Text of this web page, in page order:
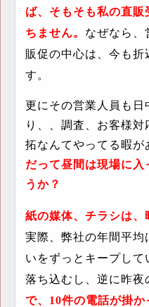
ば、そもそも私の直販
ちません。 なぜなら、
販促の中心は、今も
す。
更にその営業人員も日
り、、調査、お客様
拓なんてやってる暇が
だって昼間は現場に入
うか？
紙の媒体、チラシは、
実際、弊社の年間平均
いをずっとキープし
落ち込むし、逆に昨夜
で、 10件の電話が掛か